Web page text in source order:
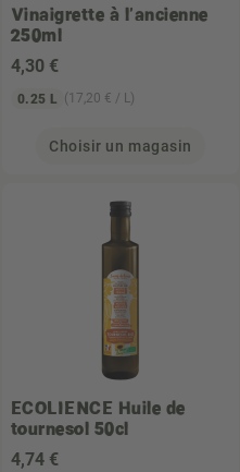
Vinaigrette à l'ancienne
250ml
4,30 €
0.25 L (17,20 € / L)
Choisir un magasin
ECOLIENCE Huile de
tournesol 50cl
4,74 €